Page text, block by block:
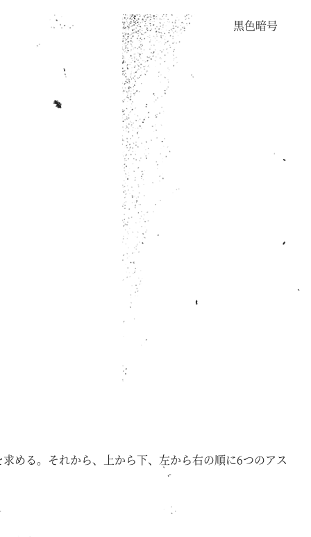
黒色暗号
める。それから、上から下、左から右の順に6つのアス